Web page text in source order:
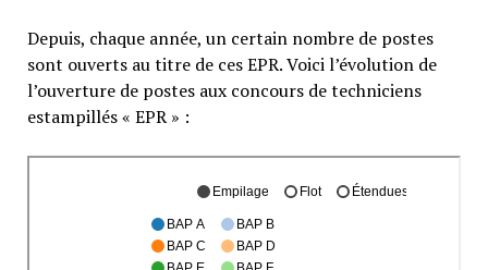
Depuis, chaque année, un certain nombre de postes
sont ouverts au titre de ces EPR. Voici l’évolution de
l’ouverture de postes aux concours de techniciens
estampillés « EPR » :